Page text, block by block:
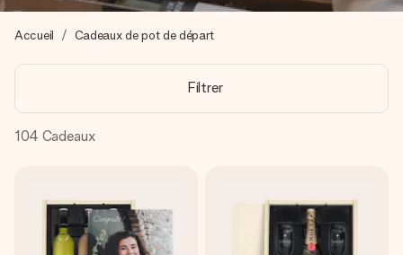
Carte de vœux gratuite
Créez quelque chose d’unique en quelques étapes – avec
son prénom, votre photo ou un message qui touche le cœur.
Sans complications, juste tout l’amour pour le moment idéal.
Accueil Cadeaux de pot de départ
Filtrer
104 Cadeaux